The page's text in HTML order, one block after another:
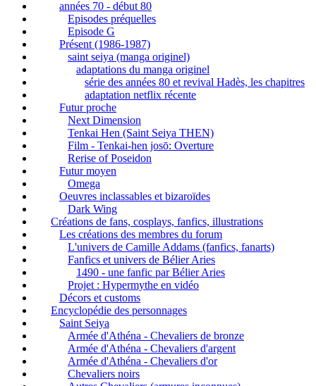
années 70 - début 80
Episodes préquelles
Episode G
Présent (1986-1987)
saint seiya (manga originel)
adaptations du manga originel
série des années 80 et revival Hadès, les chapitres
adaptation netflix récente
Futur proche
Next Dimension
Tenkai Hen (Saint Seiya THEN)
Film - Tenkai-hen josō: Overture
Rerise of Poseidon
Futur moyen
Omega
Oeuvres inclassables et bizaroïdes
Dark Wing
Créations de fans, cosplays, fanfics, illustrations
Les créations des membres du forum
L'univers de Camille Addams (fanfics, fanarts)
Fanfics et univers de Bélier Aries
1490 - une fanfic par Bélier Aries
Projet : Hypermythe en vidéo
Décors et customs
Encyclopédie des personnages
Saint Seiya
Armée d'Athéna - Chevaliers de bronze
Armée d'Athéna - Chevaliers d'argent
Armée d'Athéna - Chevaliers d'or
Chevaliers noirs